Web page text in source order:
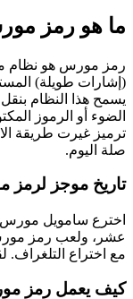
ما هو رمز
رمز مورس هو نظام
(إشارات طويلة)
يسمح هذا النظام
الضوء أو الرموز
ترميز غيرت طريقة
صلة اليوم.
تاريخ موجز
اخترع سامويل مورس
عشر، ولعب رمز
مع اختراع التلغراف.
كيف يعمل رمز